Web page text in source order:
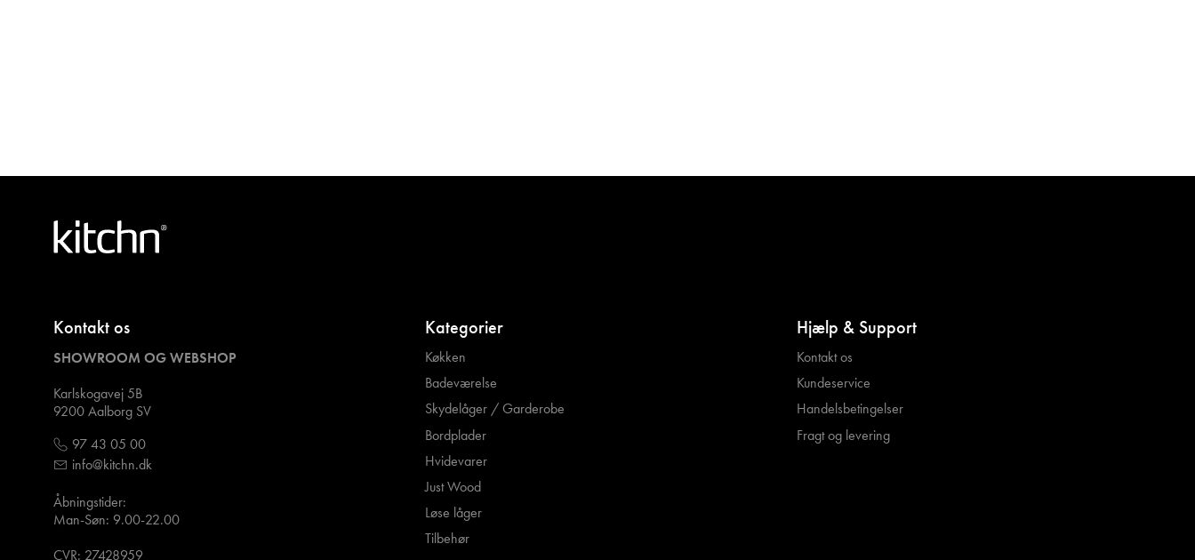
Kontakt os
SHOWROOM OG WEBSHOP
Karlskogavej 5B
9200 Aalborg SV
97 43 05 00
info@kitchn.dk
Åbningstider:
Man-Søn: 9.00-22.00
CVR: 27428959
Kategorier
Køkken
Badeværelse
Skydelåger / Garderobe
Bordplader
Hvidevarer
Just Wood
Løse låger
Tilbehør
Hjælp & Support
Kontakt os
Kundeservice
Handelsbetingelser
Fragt og levering